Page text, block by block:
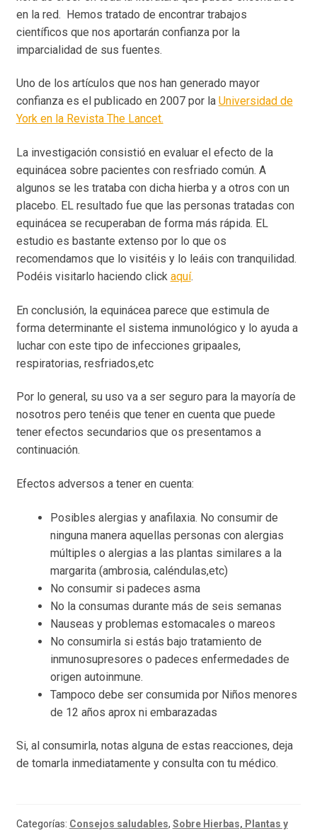
en la red. Hemos tratado de encontrar trabajos
científicos que nos aportarán confianza por la
imparcialidad de sus fuentes.
Uno de los artículos que nos han generado mayor
confianza es el publicado en 2007 por la Universidad de
York en la Revista The Lancet.
La investigación consistió en evaluar el efecto de la
equinácea sobre pacientes con resfriado común. A
algunos se les trataba con dicha hierba y a otros con un
placebo. EL resultado fue que las personas tratadas con
equinácea se recuperaban de forma más rápida. EL
estudio es bastante extenso por lo que os
recomendamos que lo visitéis y lo leáis con tranquilidad.
Podéis visitarlo haciendo click aquí.
En conclusión, la equinácea parece que estimula de
forma determinante el sistema inmunológico y lo ayuda a
luchar con este tipo de infecciones gripaales,
respiratorias, resfriados,etc
Por lo general, su uso va a ser seguro para la mayoría de
nosotros pero tenéis que tener en cuenta que puede
tener efectos secundarios que os presentamos a
continuación.
Efectos adversos a tener en cuenta:
Posibles alergias y anafilaxia. No consumir de
ninguna manera aquellas personas con alergias
múltiples o alergias a las plantas similares a la
margarita (ambrosia, caléndulas,etc)
No consumir si padeces asma
No la consumas durante más de seis semanas
Nauseas y problemas estomacales o mareos
No consumirla si estás bajo tratamiento de
inmunosupresores o padeces enfermedades de
origen autoinmune.
Tampoco debe ser consumida por Niños menores
de 12 años aprox ni embarazadas
Si, al consumirla, notas alguna de estas reacciones, deja
de tomarla inmediatamente y consulta con tu médico.
Categorías: Consejos saludables, Sobre Hierbas, Plantas y